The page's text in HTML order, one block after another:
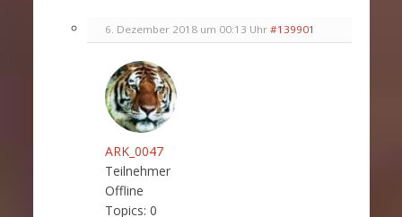
6. Dezember 2018 um 00:13 Uhr #139901
ARK_0047
Teilnehmer
Offline
Topics: 0